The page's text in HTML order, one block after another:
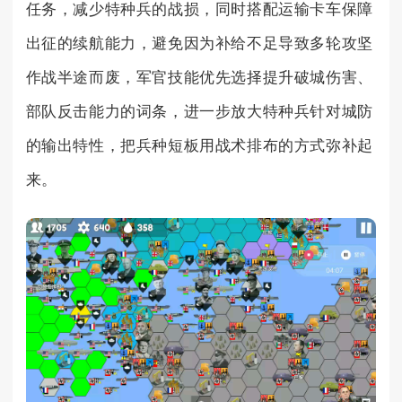
任务，减少特种兵的战损，同时搭配运输卡车保障
出征的续航能力，避免因为补给不足导致多轮攻坚
作战半途而废，军官技能优先选择提升破城伤害、
部队反击能力的词条，进一步放大特种兵针对城防
的输出特性，把兵种短板用战术排布的方式弥补起
来。